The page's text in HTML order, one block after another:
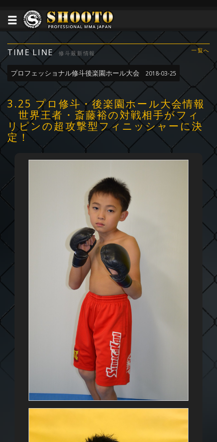
TIME LINE 修斗最新情報 一覧へ
プロフェッショナル修斗後楽園ホール大会 2018-03-25
3.25 プロ修斗・後楽園ホール大会情報
世界王者・斎藤裕の対戦相手がフィ
リピンの超攻撃型フィニッシャーに決
定！